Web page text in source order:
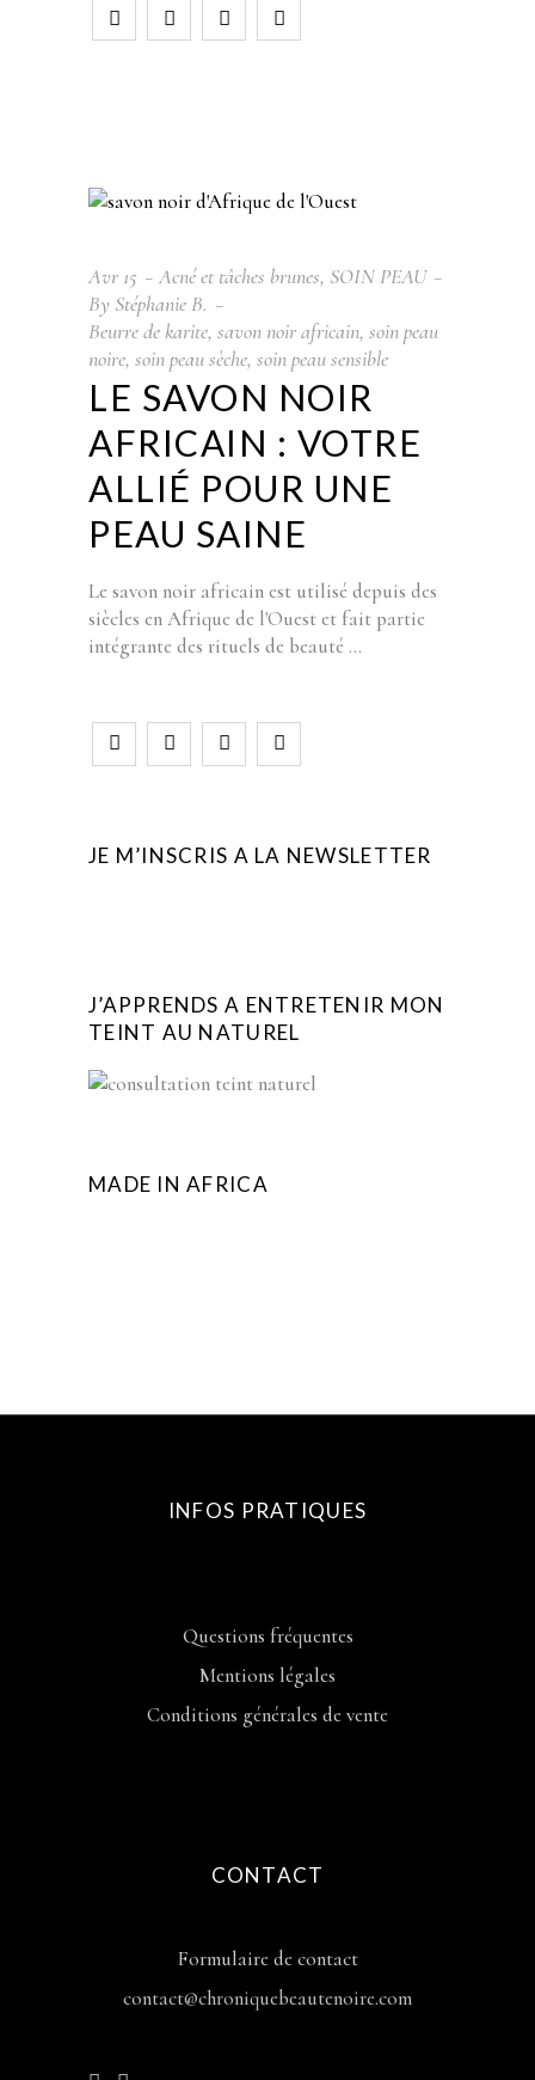
Avr 15 Acné et tâches brunes, SOIN PEAU
By Stéphanie B.
Beurre de karite, savon noir africain, soin peau
noire, soin peau sèche, soin peau sensible
LE SAVON NOIR
AFRICAIN : VOTRE
ALLIÉ POUR UNE
PEAU SAINE
Le savon noir africain est utilisé depuis des
siècles en Afrique de l'Ouest et fait partie
intégrante des rituels de beauté
JE M’INSCRIS A LA NEWSLETTER
J’APPRENDS A ENTRETENIR MON
TEINT AU NATUREL
MADE IN AFRICA
INFOS PRATIQUES
Questions fréquentes
Mentions légales
Conditions générales de vente
CONTACT
Formulaire de contact
contact@chroniquebeautenoire.com